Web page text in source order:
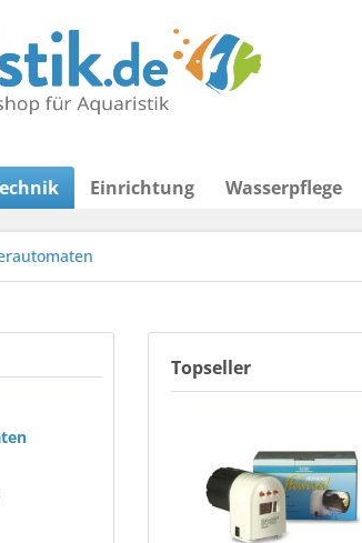
Einrichtung Wasserpflege
Topseller